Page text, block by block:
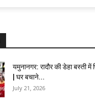
यमुनानगर: रादौर की डेहा बस्ती में
| घर बचाने...
July 21, 2026